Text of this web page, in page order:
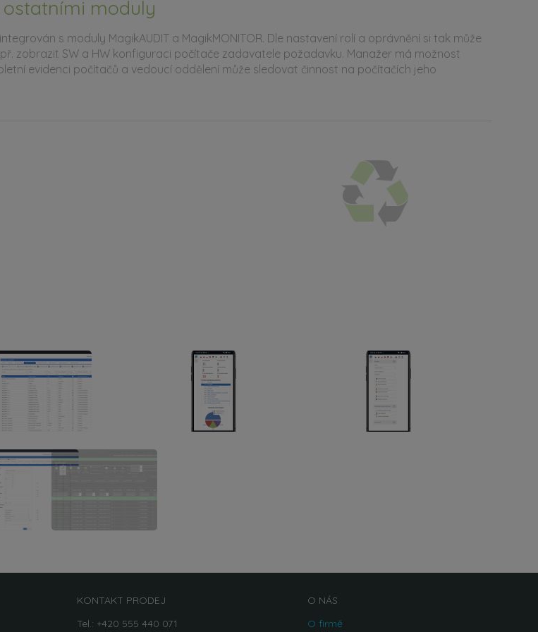
moduly
integrován s moduly MagikAUDIT a MagikMONITOR. Dle nastavení rolí a oprávnění si tak může
zobrazit SW a HW konfiguraci počítače zadavatele požadavku. Manažer má možnost
evidenci počítačů a vedoucí oddělení může sledovat činnost na počítačích jeho
KONTAKT PRODEJ
Tel.: +420 555 440 071
O NÁS
O firmě